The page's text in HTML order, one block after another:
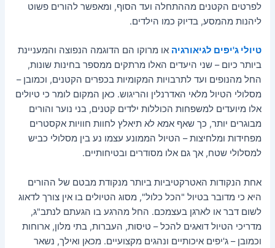
לפרטים הקטנים מההתחלה ועד הסוף, ומאפשר להורים פשוט
ליהנות מהמסע, בדיוק כמו הילדים.
טיולי ג'יפים לגיאורגיה או מרוקו הם הדוגמה הנפוצה והמעניינת
ביותר כיום – שני היעדים האלו מרתקים ממספר בחינות שונות,
החל מהנופים ועד לתרבויות המקומיות בכפרים הקטנים, וכמובן –
מסלולי הטיול מלאי האדרנלין והריגוש. כאן המקום לומר כי טיולים
אלו מיועדים למשפחות הכוללות ילדים קטנים, בני נוער והורים
מבוגרים יותר, כך שאף אמא לא תיאלץ לחוות חוויות אקסטרים
מפחידות ומלחיצות – הטיול הממונע עצמו נע בין מסלולי כביש
למסלולי שטח, אך גם אלו מסודרים ובטיחותיים.
אחת הנקודות האטרקטיביות ביותר מנקודת מבטם של ההורים
היא כי מדובר בטיול "הכל כלול", מסוג הטיולים בו אין צורך לדאוג
לשום דבר או לארגן בעצמכם. החל מהרגע בו הגעתם לנתב"ג,
מדריכי הטיול דואגים להכל – טיסות, העברות, בתי מלון, ארוחות
וכמובן – ג'יפים איכותיים ונהגים מקצועיים. מכאן ואילך, נשאר